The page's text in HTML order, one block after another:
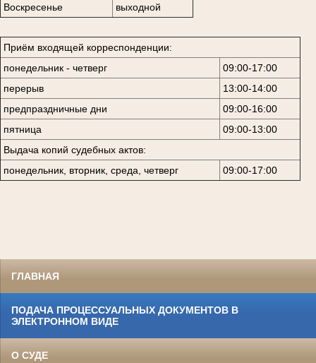
Воскресенье
выходной
Приём входящей корреспонденции:
понедельник - четверг
09:00-17:00
перерыв
13:00-14:00
предпраздничные дни
09:00-16:00
пятница
09:00-13:00
Выдача копий судебных актов:
понедельник, вторник, среда, четверг
09:00-17:00
ГЛАВНАЯ
ПОДАЧА ПРОЦЕССУАЛЬНЫХ ДОКУМЕНТОВ В
ЭЛЕКТРОННОМ ВИДЕ
О СУДЕ